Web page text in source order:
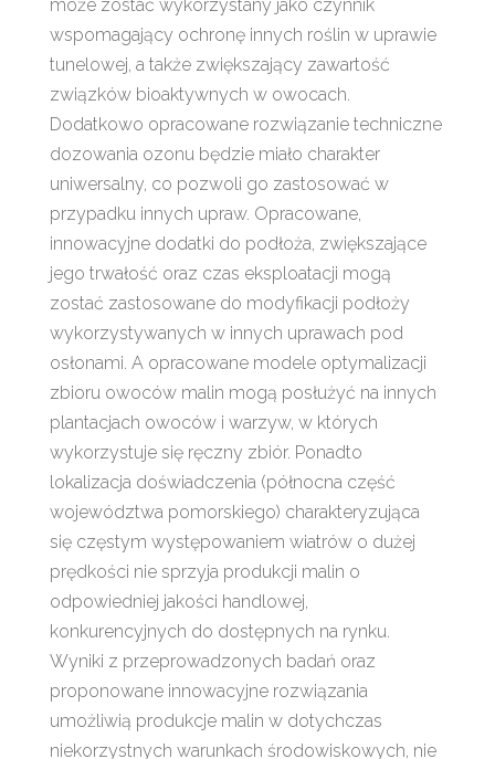
może zostać wykorzystany jako czynnik
wspomagający ochronę innych roślin w uprawie
tunelowej, a także zwiększający zawartość
związków bioaktywnych w owocach.
Dodatkowo opracowane rozwiązanie techniczne
dozowania ozonu będzie miało charakter
uniwersalny, co pozwoli go zastosować w
przypadku innych upraw. Opracowane,
innowacyjne dodatki do podłoża, zwiększające
jego trwałość oraz czas eksploatacji mogą
zostać zastosowane do modyfikacji podłoży
wykorzystywanych w innych uprawach pod
osłonami. A opracowane modele optymalizacji
zbioru owoców malin mogą posłużyć na innych
plantacjach owoców i warzyw, w których
wykorzystuje się ręczny zbiór. Ponadto
lokalizacja doświadczenia (północna część
województwa pomorskiego) charakteryzująca
się częstym występowaniem wiatrów o dużej
prędkości nie sprzyja produkcji malin o
odpowiedniej jakości handlowej,
konkurencyjnych do dostępnych na rynku.
Wyniki z przeprowadzonych badań oraz
proponowane innowacyjne rozwiązania
umożliwią produkcje malin w dotychczas
niekorzystnych warunkach środowiskowych, nie